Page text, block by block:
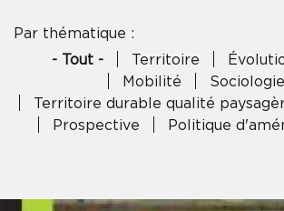
Par thématique :
- Tout -
Territoire
Mobilité
Sociologie
Territoire durable qualité
Prospective
Politique